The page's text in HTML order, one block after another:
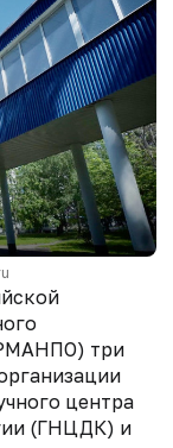
три
центра
(ГНЦДК) и